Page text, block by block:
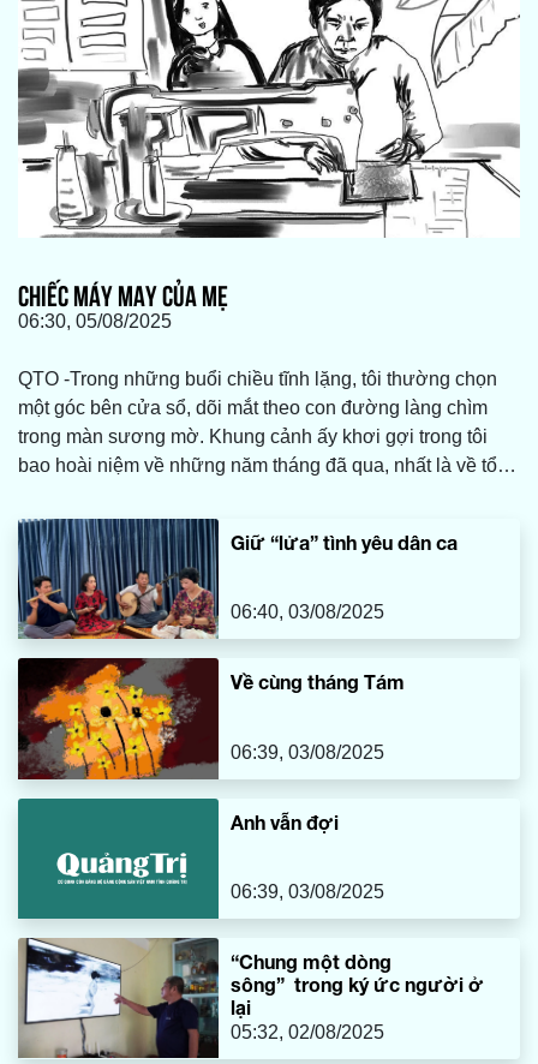
CHIẾC MÁY MAY CỦA MẸ
06:30, 05/08/2025
QTO -Trong những buổi chiều tĩnh lặng, tôi thường chọn
một góc bên cửa sổ, dõi mắt theo con đường làng chìm
trong màn sương mờ. Khung cảnh ấy khơi gợi trong tôi
bao hoài niệm về những năm tháng đã qua, nhất là về tổ
lặng lẽ vun vén và chăm sóc cho cả gia đình. Và ở đó,
giữa bao nhiêu vật dụng thân thuộc, tôi vẫn mãi nhớ về
chiếc máy may cũ kỹ của mẹ, một món đồ tưởng chừng đã
bị thời gian lãng quên.
Giữ “lửa” tình yêu dân ca
06:40, 03/08/2025
Về cùng tháng Tám
06:39, 03/08/2025
Anh vẫn đợi
06:39, 03/08/2025
“Chung một dòng
sông” trong ký ức người ở
lại
05:32, 02/08/2025